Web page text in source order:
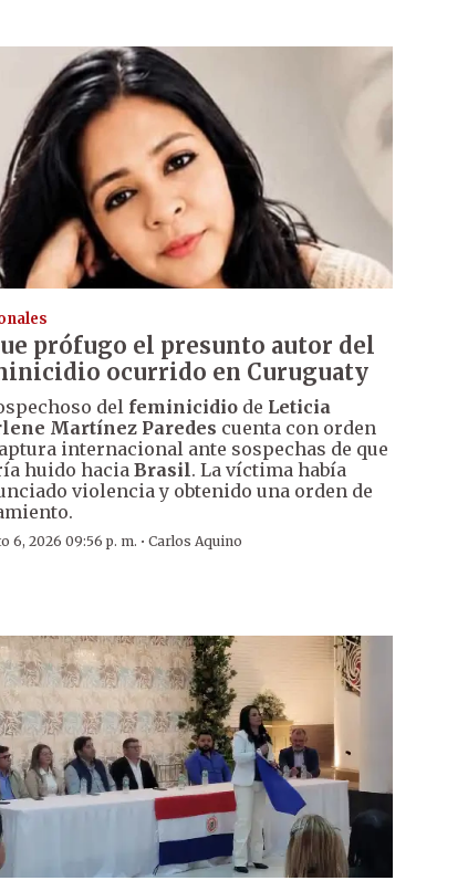
prófugo el presunto autor del
ocurrido en Curuguaty
del feminicidiode Leticia
Martínez Paredes cuenta con orden
internacional ante sospechas de que
huido haciaBrasil. La víctima había
violencia y obtenido una orden de
6, 2026 09:56 p. m. · Carlos Aquino